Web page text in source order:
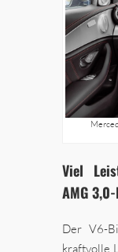
Viel
AMG
Der V6-
kraftvolle